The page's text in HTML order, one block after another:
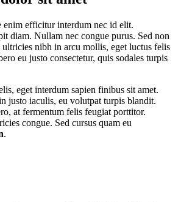
enim efficitur interdum nec id elit.
diam. Nullam nec congue purus. Sed non
nibh in arcu mollis, eget luctus felis
eu justo consectetur, quis sodales turpis
eget interdum sapien finibus sit amet.
justo iaculis, eu volutpat turpis blandit.
at fermentum felis feugiat porttitor.
congue. Sed cursus quam eu
.